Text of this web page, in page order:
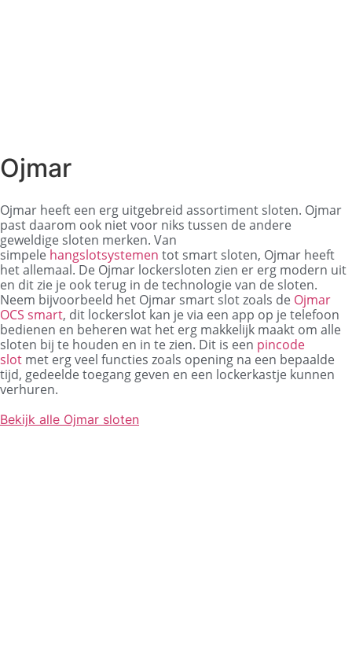
Ojmar
Ojmar heeft een erg uitgebreid assortiment sloten. Ojmar
past daarom ook niet voor niks tussen de andere
geweldige sloten merken. Van
simpele hangslotsystemen tot smart sloten, Ojmar heeft
het allemaal. De Ojmar lockersloten zien er erg modern uit
en dit zie je ook terug in de technologie van de sloten.
Neem bijvoorbeeld het Ojmar smart slot zoals de Ojmar
OCS smart, dit lockerslot kan je via een app op je telefoon
bedienen en beheren wat het erg makkelijk maakt om alle
sloten bij te houden en in te zien. Dit is een pincode
slot met erg veel functies zoals opening na een bepaalde
tijd, gedeelde toegang geven en een lockerkastje kunnen
verhuren.
Bekijk alle Ojmar sloten